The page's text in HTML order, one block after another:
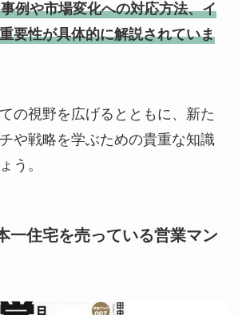
例や市場変化への対応方法、イ
要性が具体的に解説されていま
の視野を広げるとともに、新た
や戦略を学ぶための貴重な知識
う。
一住宅を売っている営業マン